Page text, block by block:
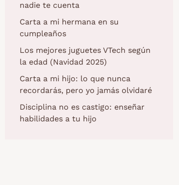
nadie te cuenta
Carta a mi hermana en su
cumpleaños
Los mejores juguetes VTech según
la edad (Navidad 2025)
Carta a mi hijo: lo que nunca
recordarás, pero yo jamás olvidaré
Disciplina no es castigo: enseñar
habilidades a tu hijo